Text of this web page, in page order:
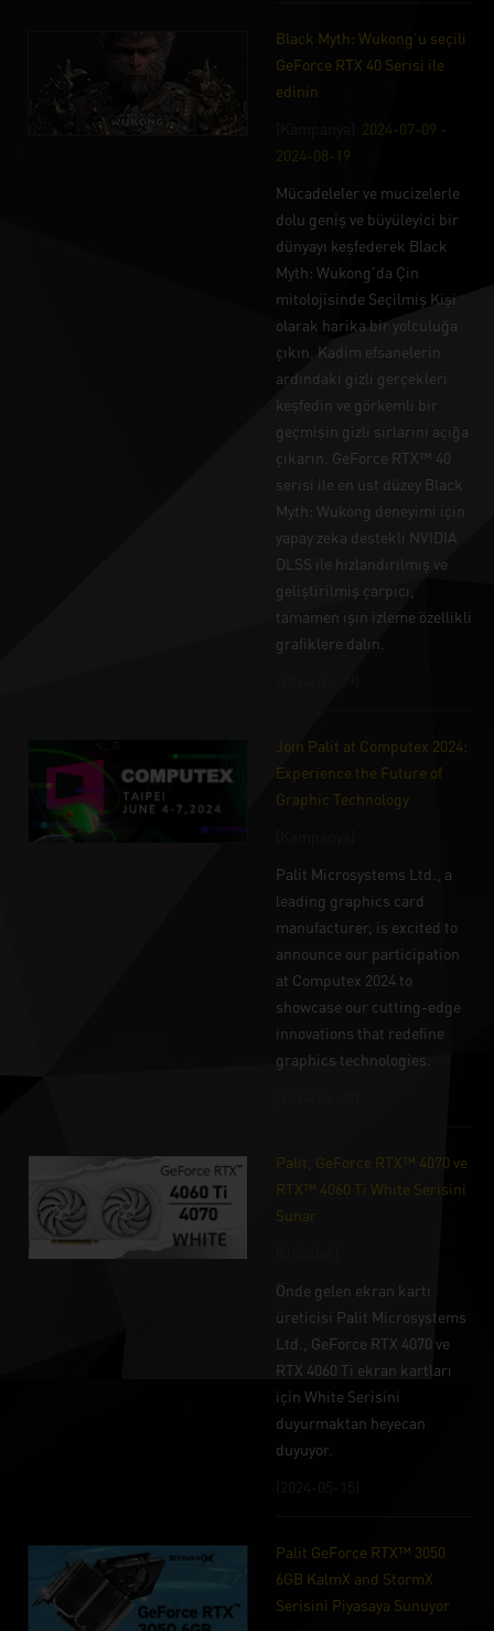
Black Myth: Wukong'u seçili
GeForce RTX 40 Serisi ile
edinin
2024-07-09 -
2024-08-19
Mücadeleler ve mucizelerle
dolu geniş ve büyüleyici bir
dünyayı keşfederek Black
Myth: Wukong'da Çin
mitolojisinde Seçilmiş Kişi
olarak harika bir yolculuğa
çıkın. Kadim efsanelerin
ardındaki gizli gerçekleri
keşfedin ve görkemli bir
geçmişin gizli sırlarını açığa
çıkarın. GeForce RTX™ 40
serisi ile en üst düzey Black
Myth: Wukong deneyimi için
yapay zeka destekli NVIDIA
DLSS ile hızlandırılmış ve
geliştirilmiş çarpıcı,
tamamen ışın izleme özellikli
grafiklere dalın.
Join Palit at Computex 2024:
Experience the Future of
Graphic Technology
Palit Microsystems Ltd., a
leading graphics card
manufacturer, is excited to
announce our participation
at Computex 2024 to
showcase our cutting-edge
innovations that redefine
graphics technologies.
Palit, GeForce RTX™ 4070 ve
RTX™ 4060 Ti White Serisini
Sunar
Önde gelen ekran kartı
üreticisi Palit Microsystems
Ltd., GeForce RTX 4070 ve
RTX 4060 Ti ekran kartları
için White Serisini
duyurmaktan heyecan
duyuyor.
Palit GeForce RTX™ 3050
6GB KalmX and StormX
Serisini Piyasaya Sunuyor